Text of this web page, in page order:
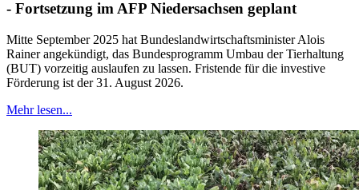
- Fortsetzung im AFP Niedersachsen geplant
Mitte September 2025 hat Bundeslandwirtschaftsminister Alois
Rainer angekündigt, das Bundesprogramm Umbau der Tierhaltung
(BUT) vorzeitig auslaufen zu lassen. Fristende für die investive
Förderung ist der 31. August 2026.
Mehr lesen...